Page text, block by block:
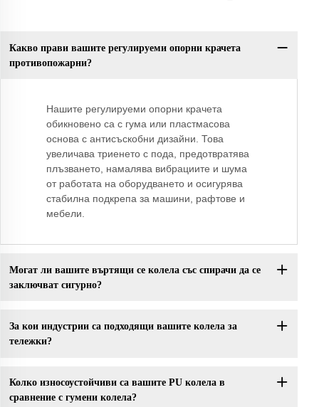
Какво прави вашите регулируеми опорни крачета
противопожарни?
Нашите регулируеми опорни крачета
обикновено са с гума или пластмасова
основа с антисъскобни дизайни. Това
увеличава триенето с пода, предотвратява
плъзването, намалява вибрациите и шума
от работата на оборудването и осигурява
стабилна подкрепа за машини, рафтове и
мебели.
Могат ли вашите въртящи се колела със спирачи да се
заключват сигурно?
За кои индустрии са подходящи вашите колела за
тележки?
Колко износоустойчиви са вашите PU колела в
сравнение с гумени колела?